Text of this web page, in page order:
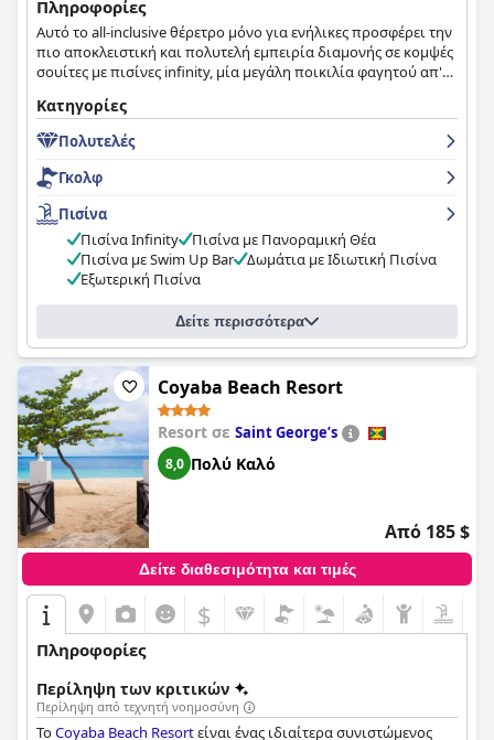
Πληροφορίες
Αυτό το all-inclusive θέρετρο μόνο για ενήλικες προσφέρει την
πιο αποκλειστική και πολυτελή εμπειρία διαμονής σε κομψές
σουίτες με πισίνες infinity, μία μεγάλη ποικιλία φαγητού απ'
τοποθεσία που θα κάνει κάθε επισκέπτη να απολαύσει τη
διαμονή του στο έπακρο.
Κατηγορίες
Πολυτελές
Γκολφ
Πισίνα
Πισίνα Infinity
Πισίνα με Πανοραμική Θέα
Πισίνα με Swim Up Bar
Δωμάτια με Ιδιωτική Πισίνα
Εξωτερική Πισίνα
Δείτε περισσότερα
Coyaba Beach Resort
Resort σε Saint Georgeʼs
8,0 Πολύ Καλό
Από 185 $
Δείτε διαθεσιμότητα και τιμές
$
Πληροφορίες
Περίληψη των κριτικών
Περίληψη από τεχνητή νοημοσύνη
ΤοCoyaba Beach Resortείναι ένας ιδιαίτερα συνιστώμενος